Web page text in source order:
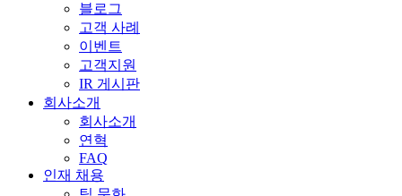
블로그
고객 사례
이벤트
고객지원
IR 게시판
회사소개
회사소개
연혁
FAQ
인재 채용